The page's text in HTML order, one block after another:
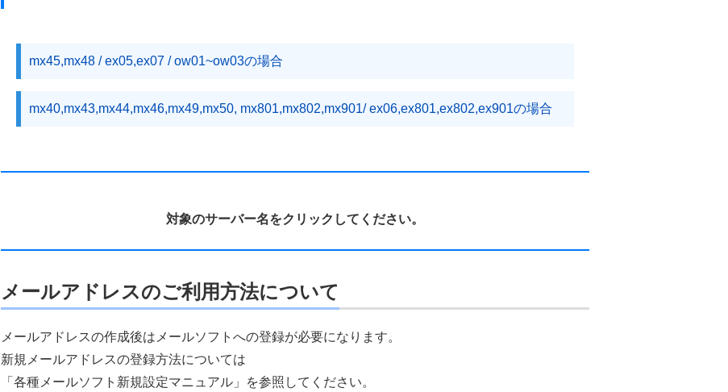
mx45,mx48 / ex05,ex07 / ow01~ow03の場合
mx40,mx43,mx44,mx46,mx49,mx50, mx801,mx802,mx901/ ex06,ex801,ex802,ex901の場合
対象のサーバー名をクリックしてください。
メールアドレスのご利用方法について
メールアドレスの作成後はメールソフトへの登録が必要になります。
新規メールアドレスの登録方法については
「各種メールソフト新規設定マニュアル」を参照してください。